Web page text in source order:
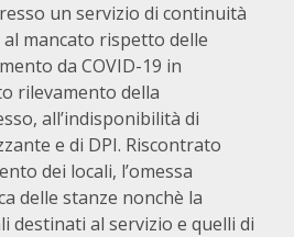
un servizio di continuità
mancato rispetto delle
da COVID-19 in
rilevamento della
all’indisponibilità di
e di DPI. Riscontrato
dei locali, l’omessa
delle stanze nonchè la
destinati al servizio e quelli di